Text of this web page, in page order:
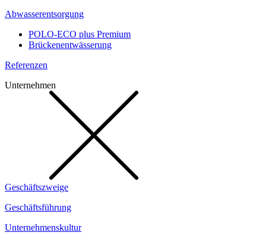
Abwasserentsorgung
POLO-ECO plus Premium
Brückenentwässerung
Referenzen
Unternehmen
Geschäftszweige
Geschäftsführung
Unternehmenskultur